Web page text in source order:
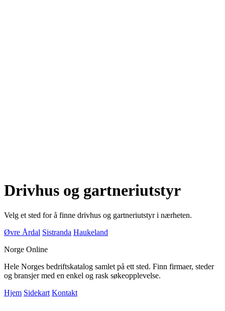
Drivhus og gartneriutstyr
Velg et sted for å finne drivhus og gartneriutstyr i nærheten.
Øvre Årdal Sistranda Haukeland
Norge Online
Hele Norges bedriftskatalog samlet på ett sted. Finn firmaer, steder
og bransjer med en enkel og rask søkeopplevelse.
Hjem Sidekart Kontakt